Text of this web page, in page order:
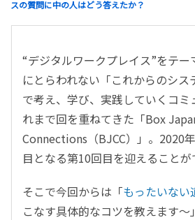
スの質問に中の人はどう答えたか？
“デジタルワークプレイス”をテ
にとらわれない「これからのシ
で考え、学び、実践していくコミ
れまで回を重ねてきた「Box
Connections（BJCC）」。2020
目となる第10回目を迎えることが
そこで今回からは「もったいない
こなす具体的なコツを教えます〜